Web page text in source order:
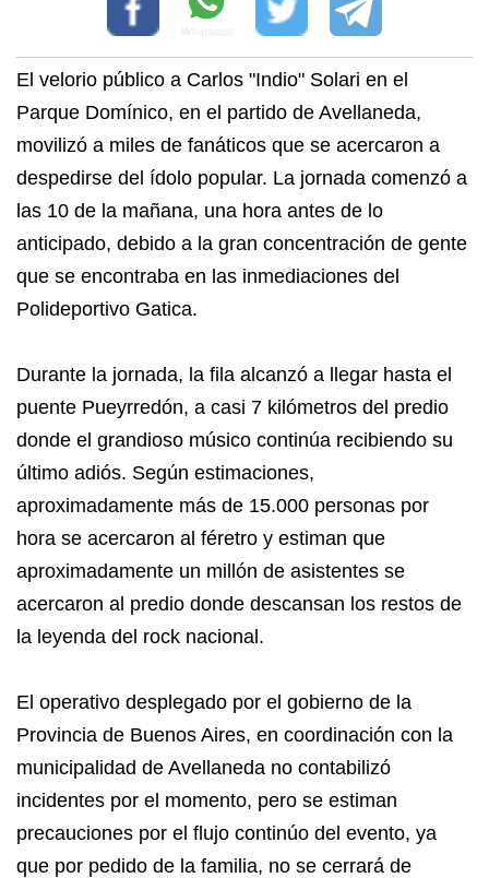
El velorio público a Carlos "Indio" Solari en el
Parque Domínico, en el partido de Avellaneda,
movilizó a miles de fanáticos que se acercaron a
despedirse del ídolo popular. La jornada comenzó a
las 10 de la mañana, una hora antes de lo
anticipado, debido a la gran concentración de gente
que se encontraba en las inmediaciones del
Polideportivo Gatica.
Durante la jornada, la fila alcanzó a llegar hasta el
puente Pueyrredón, a casi 7 kilómetros del predio
donde el grandioso músico continúa recibiendo su
último adiós. Según estimaciones,
aproximadamente más de 15.000 personas por
hora se acercaron al féretro y estiman que
aproximadamente un millón de asistentes se
acercaron al predio donde descansan los restos de
la leyenda del rock nacional.
El operativo desplegado por el gobierno de la
Provincia de Buenos Aires, en coordinación con la
municipalidad de Avellaneda no contabilizó
incidentes por el momento, pero se estiman
precauciones por el flujo continúo del evento, ya
que por pedido de la familia, no se cerrará de